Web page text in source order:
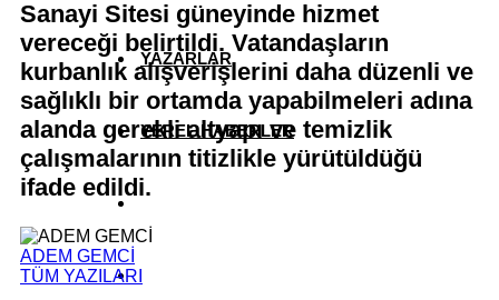
YAZARLAR
YEREL HABERLER
Sanayi Sitesi güneyinde hizmet
vereceği belirtildi. Vatandaşların
kurbanlık alışverişlerini daha düzenli ve
sağlıklı bir ortamda yapabilmeleri adına
alanda gerekli altyapı ve temizlik
çalışmalarının titizlikle yürütüldüğü
ifade edildi.
ADEM GEMCİ
TÜM YAZILARI